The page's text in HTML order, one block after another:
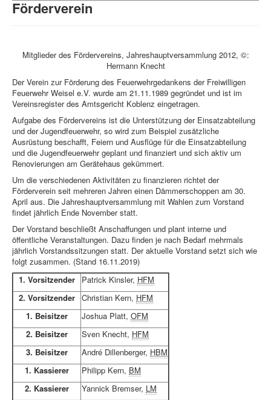
Förderverein
Mitglieder des Fördervereins, Jahreshauptversammlung 2012, ©:
Hermann Knecht
Der Verein zur Förderung des Feuerwehrgedankens der Freiwilligen
Feuerwehr Weisel e.V. wurde am 21.11.1989 gegründet und ist im
Vereinsregister des Amtsgericht Koblenz eingetragen.
Aufgabe des Fördervereins ist die Unterstützung der Einsatzabteilung
und der Jugendfeuerwehr, so wird zum Beispiel zusätzliche
Ausrüstung beschafft, Feiern und Ausflüge für die Einsatzabteilung
und die Jugendfeuerwehr geplant und finanziert und sich aktiv um
Renovierungen am Gerätehaus gekümmert.
Um die verschiedenen Aktivitäten zu finanzieren richtet der
Förderverein seit mehreren Jahren einen Dämmerschoppen am 30.
April aus. Die Jahreshauptversammlung mit Wahlen zum Vorstand
findet jährlich Ende November statt.
Der Vorstand beschließt Anschaffungen und plant interne und
öffentliche Veranstaltungen. Dazu finden je nach Bedarf mehrmals
jährlich Vorstandssitzungen statt. Der aktuelle Vorstand setzt sich wie
folgt zusammen. (Stand 16.11.2019)
1. Vorsitzender
Patrick Kinsler, HFM
2. Vorsitzender Christian Kern, HFM
1. Beisitzer
Joshua Platt, OFM
2. Beisitzer
Sven Knecht, HFM
3. Beisitzer
André Dillenberger, HBM
1. Kassierer
Philipp Kern, BM
2. Kassierer
Yannick Bremser, LM